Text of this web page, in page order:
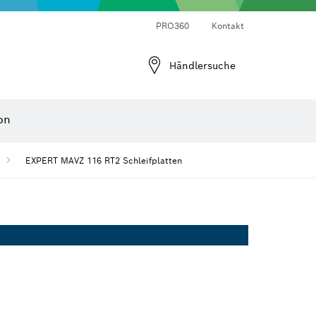
PRO360 Kontakt
Händlersuche
EXPERT MAVZ 116 RT2 Schleifplatten